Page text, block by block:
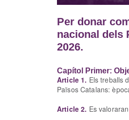
Per donar
nacional dels
2026.
Capítol Primer:
Article 1. Els treballs
Països Catalans:
Article 2. Es